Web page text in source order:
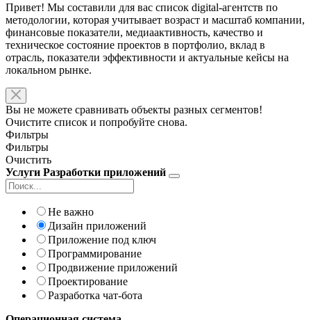
Привет! Мы составили для вас список digital-агентств по
методологии, которая учитывает возраст и масштаб компании,
финансовые показатели, медиаактивность, качество и
техническое состояние проектов в портфолио, вклад в
отрасль, показатели эффективности и актуальные кейсы на
локальном рынке.
Вы не можете сравнивать объекты разных сегментов!
Очистите список и попробуйте снова.
Фильтры
Фильтры
Очистить
Услуги Разработки приложений
Не важно
Дизайн приложений
Приложение под ключ
Программирование
Продвижение приложений
Проектирование
Разработка чат-бота